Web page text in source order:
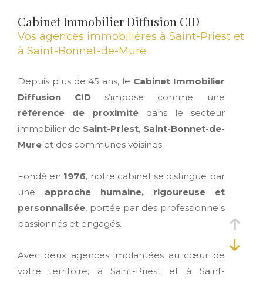
Cabinet Immobilier Diffusion CID
Vos agences immobilières à Saint-Priest et
à Saint-Bonnet-de-Mure
Depuis plus de 45 ans, le Cabinet Immobilier
Diffusion CID s’impose comme une
référence de proximitédans le secteur
immobilier de Saint-Priest, Saint-Bonnet-de-
Mure et des communes voisines.
Fondé en 1976, notre cabinet se distingue par
une approche humaine, rigoureuse et
personnalisée, portée par des professionnels
passionnés et engagés.
Avec deux agences implantées au cœur de
votre territoire, à Saint-Priest et à Saint-